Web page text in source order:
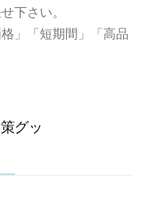
下さい。
」「短期間」「高品
グッ